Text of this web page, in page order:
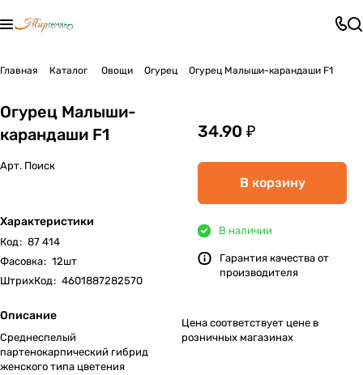
Главная Каталог Овощи Огурец Огурец Малыши-карандаши F1
Огурец Малыши-
карандаши F1
Арт. Поиск
Характеристики
Код: 87 414
Фасовка: 12шт
ШтрихКод: 4601887282570
Описание
Среднеспелый
партенокарпический гибрид
женского типа цветения
34.90 ₽
В корзину
В наличии
Гарантия качества от
производителя
Цена соответствует цене в
розничных магазинах